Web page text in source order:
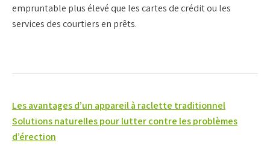
empruntable plus élevé que les cartes de crédit ou les
services des courtiers en prêts.
Navigation
de
l’article
Les avantages d’un appareil à raclette traditionnel
Solutions naturelles pour lutter contre les problèmes
d’érection